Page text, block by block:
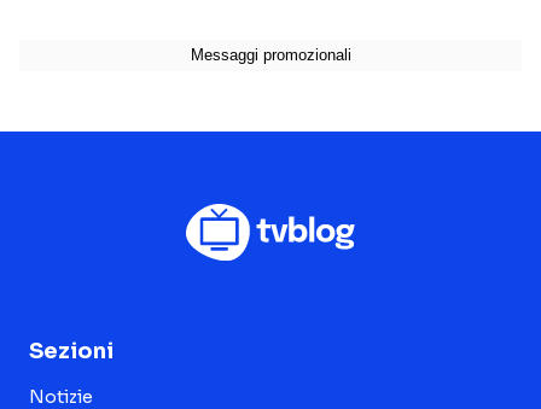
Sezioni
Notizie